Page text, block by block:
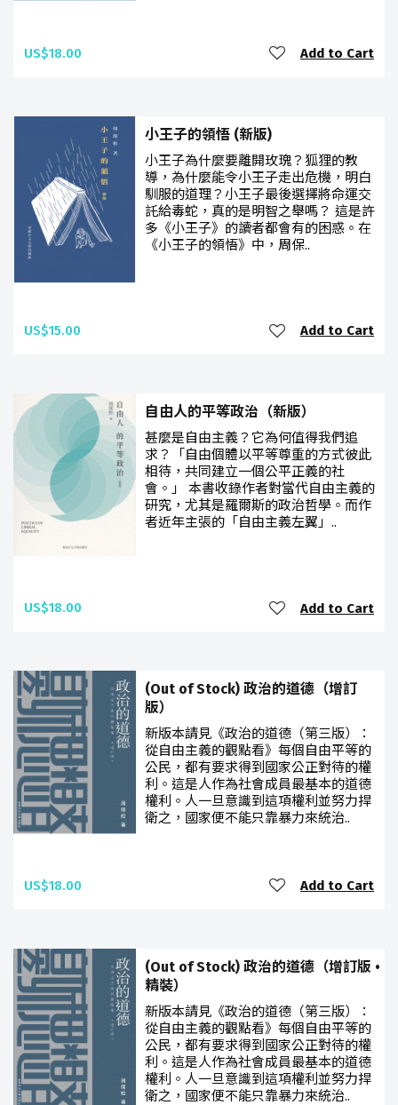
US$18.00 Add to Cart
小王子的領悟 (新版)
小王子為什麼要離開玫瑰？狐狸的教
導，為什麼能令小王子走出危機，明白
馴服的道理？小王子最後選擇將命運交
託給毒蛇，真的是明智之舉嗎？ 這是許
多《小王子》的讀者都會有的困惑。在
《小王子的領悟》中，周保..
US$15.00 Add to Cart
自由人的平等政治（新版）
甚麼是自由主義？它為何值得我們追
求？「自由個體以平等尊重的方式彼此
相待，共同建立一個公平正義的社
會。」 本書收錄作者對當代自由主義的
研究，尤其是羅爾斯的政治哲學。而作
者近年主張的「自由主義左翼」..
US$18.00 Add to Cart
(Out of Stock) 政治的道德（增訂
版）
新版本請見《政治的道德（第三版）：
從自由主義的觀點看》每個自由平等的
公民，都有要求得到國家公正對待的權
利。這是人作為社會成員最基本的道德
權利。人一旦意識到這項權利並努力捍
衛之，國家便不能只靠暴力來統治..
US$18.00 Add to Cart
(Out of Stock) 政治的道德（增訂版 •
精裝）
新版本請見《政治的道德（第三版）：
從自由主義的觀點看》每個自由平等的
公民，都有要求得到國家公正對待的權
利。這是人作為社會成員最基本的道德
權利。人一旦意識到這項權利並努力捍
衛之，國家便不能只靠暴力來統治..